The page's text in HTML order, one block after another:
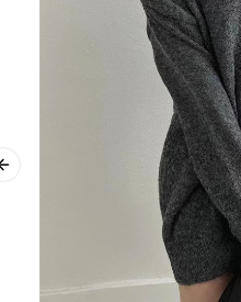
Previous slide